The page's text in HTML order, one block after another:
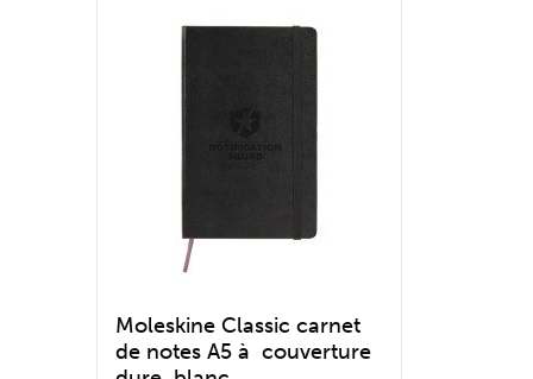
Moleskine Classic carnet
de notes A5 à couverture